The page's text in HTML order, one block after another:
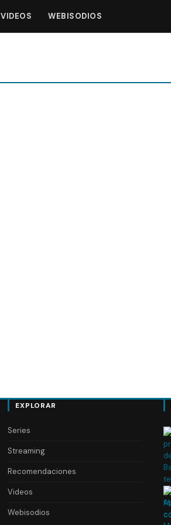
VIDEOS WEBISODIOS
EXPLORAR
Series
Streaming
Recomendaciones
Videos
Webisodios